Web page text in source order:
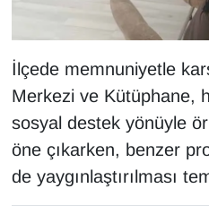
İlçede memnuniyetle
Merkezi ve Kütüphane,
sosyal destek yönüyle
öne çıkarken, benzer
de yaygınlaştırılması
YAŞAM